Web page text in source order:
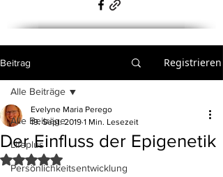
Beitrag Registrieren
Alle Beiträge
Lifeplus
Persönlichkeitsentwicklung
Alle Beiträge
Der Einfluss der Epigenetik
Evelyne Maria Perego
19. Sept. 2019 1 Min. Lesezeit
Mit NaN von 5 Sternen bewertet.